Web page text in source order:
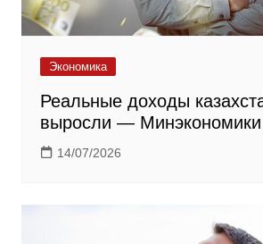
Экономика
Реальные доходы
выросли — Минэкономики
14/07/2026